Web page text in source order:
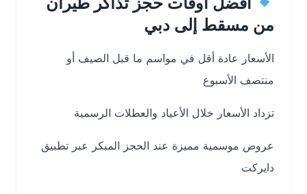
من مسقط إلى دبي
الأسعار عادة أقل في مواسم ما قبل الصيف أو
منتصف الأسبوع
تزداد الأسعار خلال الأعياد والعطلات الرسمية
عروض موسمية مميزة عند الحجز المبكر عبر تطبيق
دايركت